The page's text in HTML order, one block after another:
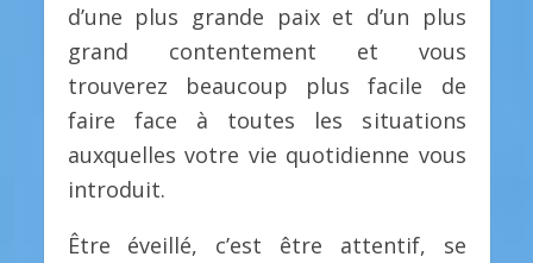
d’une plus grande paix et d’un plus
grand contentement et vous
trouverez beaucoup plus facile de
faire face à toutes les situations
auxquelles votre vie quotidienne vous
introduit.
Être éveillé, c’est être attentif, se